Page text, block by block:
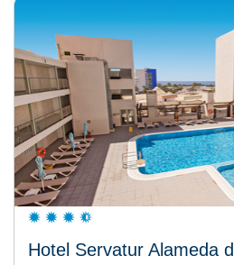
Hotel Servatur Alameda